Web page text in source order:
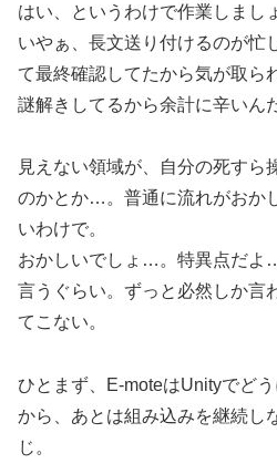
はい、というわけで作業しまし
いやぁ、長文送り付けるのが忙
て最終確認してたから気が取ら
謎解きしてるから余計に辛いん
見えない領域が、自分の死すら
のかとか…。普通に流れがおか
いわけで。
おかしいでしょ…。特異点だよ
言うぐらい。ずっと必然しか言
てこない。
ひとまず、E-moteはUnityでど
から、あとは組み込みを継続し
じ。